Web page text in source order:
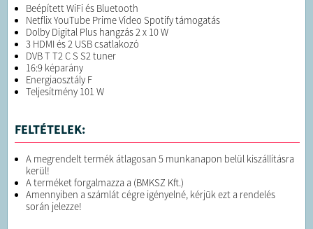
Beépített WiFi és Bluetooth
Netflix YouTube Prime Video Spotify támogatás
Dolby Digital Plus hangzás 2 x 10 W
3 HDMI és 2 USB csatlakozó
DVB T T2 C S S2 tuner
16:9 képarány
Energiaosztály F
Teljesítmény 101 W
FELTÉTELEK:
A megrendelt termék átlagosan 5 munkanapon belül kiszállításra
kerül!
A terméket forgalmazza a (BMKSZ Kft.)
Amennyiben a számlát cégre igényelné, kérjük ezt a rendelés
során jelezze!